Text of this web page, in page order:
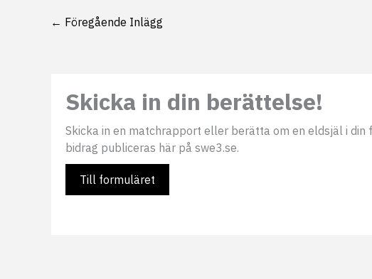
← Föregående Inlägg
Skicka in din berättelse!
Skicka in en matchrapport eller berätta om en eldsjäl i din
bidrag publiceras här på swe3.se.
Till formuläret